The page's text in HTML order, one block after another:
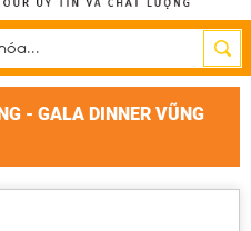
- GALA DINNER VŨNG